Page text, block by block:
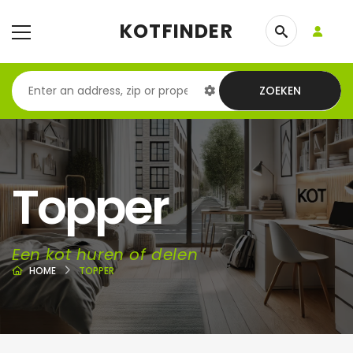
KOTFINDER
ZOEKEN
Topper
Een kot huren of delen
HOME TOPPER